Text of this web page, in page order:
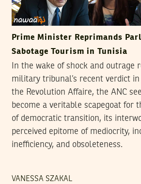
Prime Minister Reprimands
Sabotage Tourism in Tunisia
In the wake of shock and outrage
military tribunal’s recent verdict
the Revolution Affaire, the ANC
become a veritable scapegoat for
of democratic transition, its
perceived epitome of mediocrity,
inefficiency, and obsoleteness.
VANESSA SZAKAL